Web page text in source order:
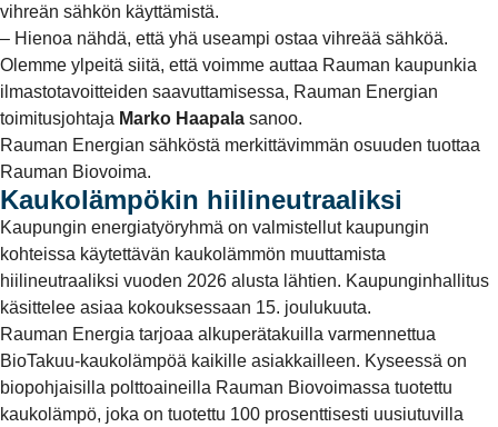
vihreän sähkön käyttämistä.
– Hienoa nähdä, että yhä useampi ostaa vihreää sähköä.
Olemme ylpeitä siitä, että voimme auttaa Rauman kaupunkia
ilmastotavoitteiden saavuttamisessa, Rauman Energian
toimitusjohtaja Marko Haapala sanoo.
Rauman Energian sähköstä merkittävimmän osuuden tuottaa
Rauman Biovoima.
Kaukolämpökin hiilineutraaliksi
Kaupungin energiatyöryhmä on valmistellut kaupungin
kohteissa käytettävän kaukolämmön muuttamista
hiilineutraaliksi vuoden 2026 alusta lähtien. Kaupunginhallitus
käsittelee asiaa kokouksessaan 15. joulukuuta.
Rauman Energia tarjoaa alkuperätakuilla varmennettua
BioTakuu-kaukolämpöä kaikille asiakkailleen. Kyseessä on
biopohjaisilla polttoaineilla Rauman Biovoimassa tuotettu
kaukolämpö, joka on tuotettu 100 prosenttisesti uusiutuvilla